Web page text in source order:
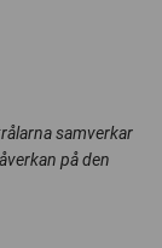
samverkar
på den